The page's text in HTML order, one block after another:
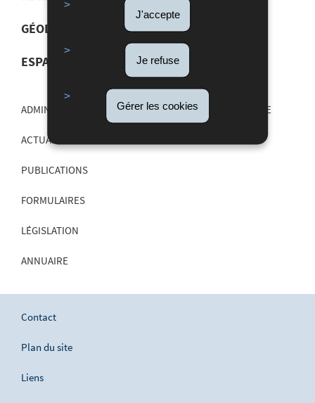
J'accepte
Je refuse
Gérer les cookies
DE
NAVIGATION
GÉODONNÉES ET CARTOGRAPHIE
ESPACE PROFESSIONNEL
ADMINISTRATION DU CADASTRE ET DE LA TOPOGRAPHIE
ACTUALITÉS
PUBLICATIONS
FORMULAIRES
LÉGISLATION
ANNUAIRE
Contact
Plan du site
Liens